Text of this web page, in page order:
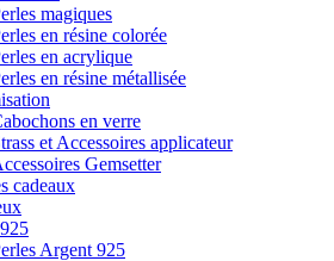
magiques
en résine colorée
en acrylique
en résine métallisée
en verre
et Accessoires applicateur
Gemsetter
cadeaux
Argent 925